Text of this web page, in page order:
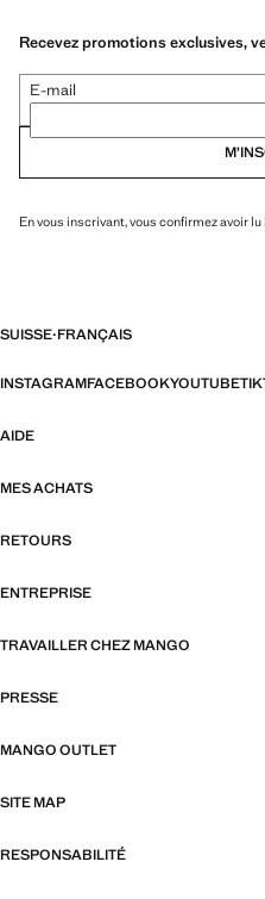
Recevez promotions exclusives,
E-mail
En vous inscrivant, vous confirmez avoir lu
SUISSE·FRANÇAIS
INSTAGRAMFACEBOOKYOUTUBE
AIDE
MES ACHATS
RETOURS
ENTREPRISE
TRAVAILLER CHEZ MANGO
PRESSE
MANGO OUTLET
SITE MAP
RESPONSABILITÉ